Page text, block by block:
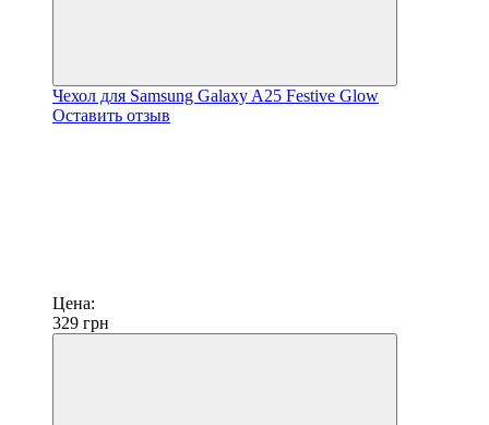
Чехол для Samsung Galaxy A25 Festive Glow
Оставить отзыв
Цена:
329 грн